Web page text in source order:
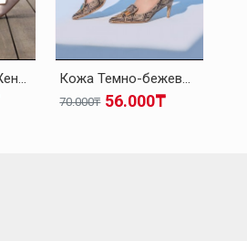
Кожа Бежевый Женская На Каблуках-Шпилька Обувь 019ZA21-514 Кожа Темно-бежевый Женская На Каблуках-Шпилька Обувь 019ZA21-514
56.000₸
70.000₸